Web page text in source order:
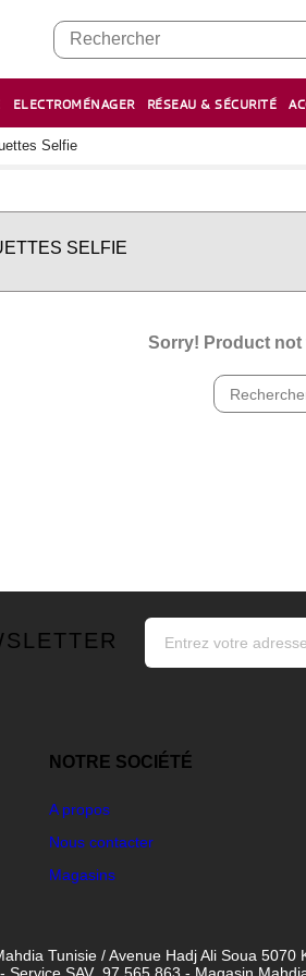
ELECTROMÉNAGER RÉSEAU & SÉCURITÉ
Selfie
SELFIE
Sorry! Product not
NOTRE SOCIÉTÉ
A propos
Nous contacter
Magasins
Tunisie / Avenue Hadj Ali Soua